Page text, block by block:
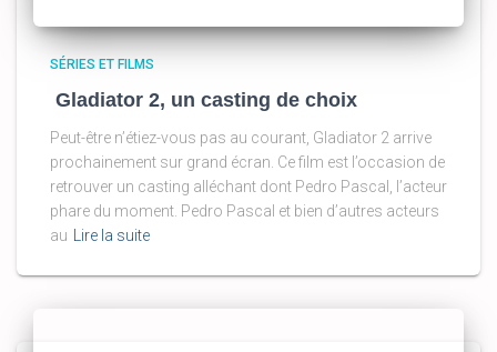
SÉRIES ET FILMS
Gladiator 2, un casting de choix
Peut-être n’étiez-vous pas au courant, Gladiator 2 arrive
prochainement sur grand écran. Ce film est l’occasion de
retrouver un casting alléchant dont Pedro Pascal, l’acteur
phare du moment. Pedro Pascal et bien d’autres acteurs
au
Lire la suite